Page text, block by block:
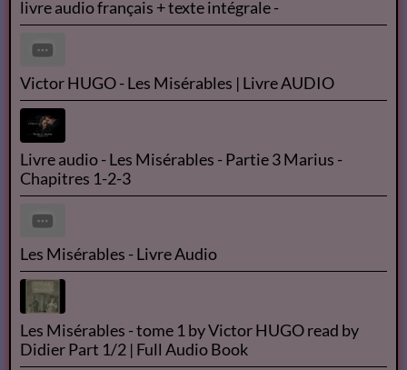
LES MISÉRABLES AUDIO BOOK - FR - T1P1
Les Misérables de Victor Hugo audio France culture
N°1/14
Les Misérables tome 1 ( Fantine ) de Victor Hugo -
livre audio français + texte intégrale -
Victor HUGO - Les Misérables | Livre AUDIO